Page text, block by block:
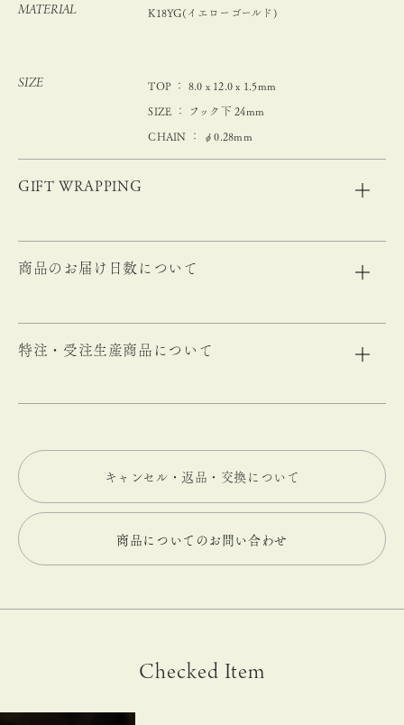
MATERIAL K18YG(イエローゴールド)
SIZE TOP ： 8.0 x 12.0 x 1.5mm
SIZE ： フック下 24mm
CHAIN ： φ0.28mm
GIFT WRAPPING
商品のお届け日数について
特注・受注生産商品について
キャンセル・返品・交換について
商品についてのお問い合わせ
Checked Item